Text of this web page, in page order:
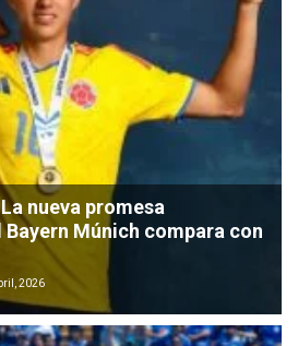
nueva promesa
Múnich compara con
2026